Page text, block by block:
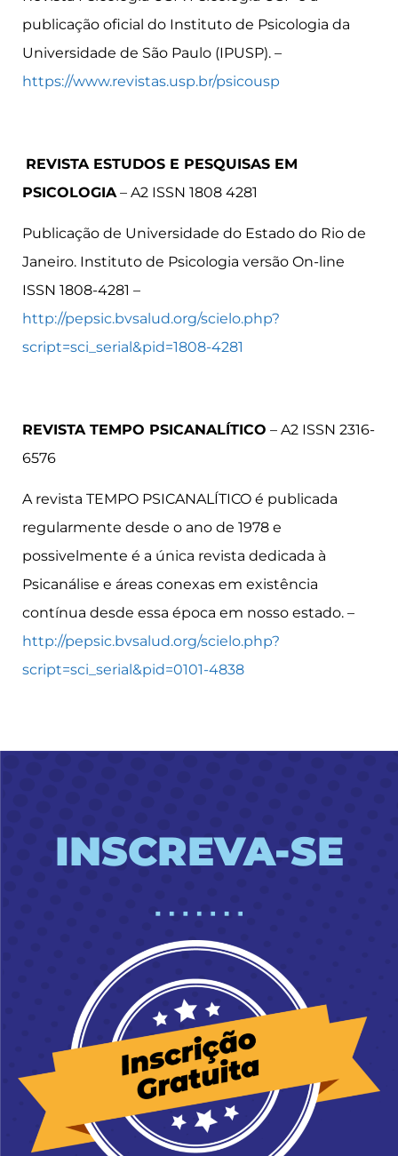
publicação oficial do Instituto de Psicologia da
Universidade de São Paulo (IPUSP). –
https://www.revistas.usp.br/psicousp
REVISTA ESTUDOS E PESQUISAS EM
PSICOLOGIA – A2 ISSN 1808 4281
Publicação de Universidade do Estado do Rio de
Janeiro. Instituto de Psicologia versão On-line
ISSN 1808-4281 –
http://pepsic.bvsalud.org/scielo.php?
script=sci_serial&pid=1808-4281
REVISTA TEMPO PSICANALÍTICO – A2 ISSN 2316-
6576
A revista TEMPO PSICANALÍTICO é publicada
regularmente desde o ano de 1978 e
possivelmente é a única revista dedicada à
Psicanálise e áreas conexas em existência
contínua desde essa época em nosso estado. –
http://pepsic.bvsalud.org/scielo.php?
script=sci_serial&pid=0101-4838
INSCREVA-SE